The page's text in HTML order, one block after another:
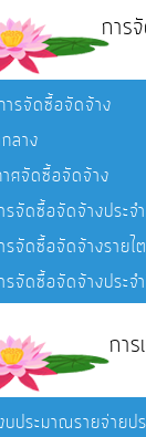
การ
ารจัดซื้อจัดจ้าง
ลาง
าศจัดซื้อจัดจ้าง
จัดซื้อจัดจ้างประจ
จัดซื้อจัดจ้างรายไ
รจัดซื้อจัดจ้างประจ
กา
บประมาณรายจ่ายป